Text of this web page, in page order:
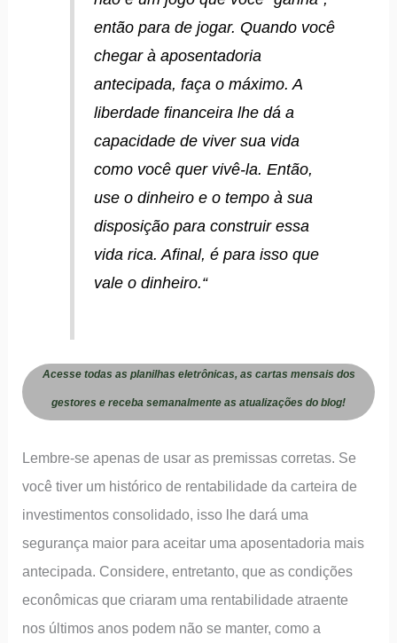
então para de jogar. Quando você
chegar à aposentadoria
antecipada, faça o máximo. A
liberdade financeira lhe dá a
capacidade de viver sua vida
como você quer vivê-la. Então,
use o dinheiro e o tempo à sua
disposição para construir essa
vida rica. Afinal, é para isso que
vale o dinheiro.“
Acesse todas as planilhas eletrônicas, as cartas mensais dos
gestores e receba semanalmente as atualizações do blog!
Lembre-se apenas de usar as premissas corretas. Se
você tiver um histórico de rentabilidade da carteira de
investimentos consolidado, isso lhe dará uma
segurança maior para aceitar uma aposentadoria mais
antecipada. Considere, entretanto, que as condições
econômicas que criaram uma rentabilidade atraente
nos últimos anos podem não se manter, como a